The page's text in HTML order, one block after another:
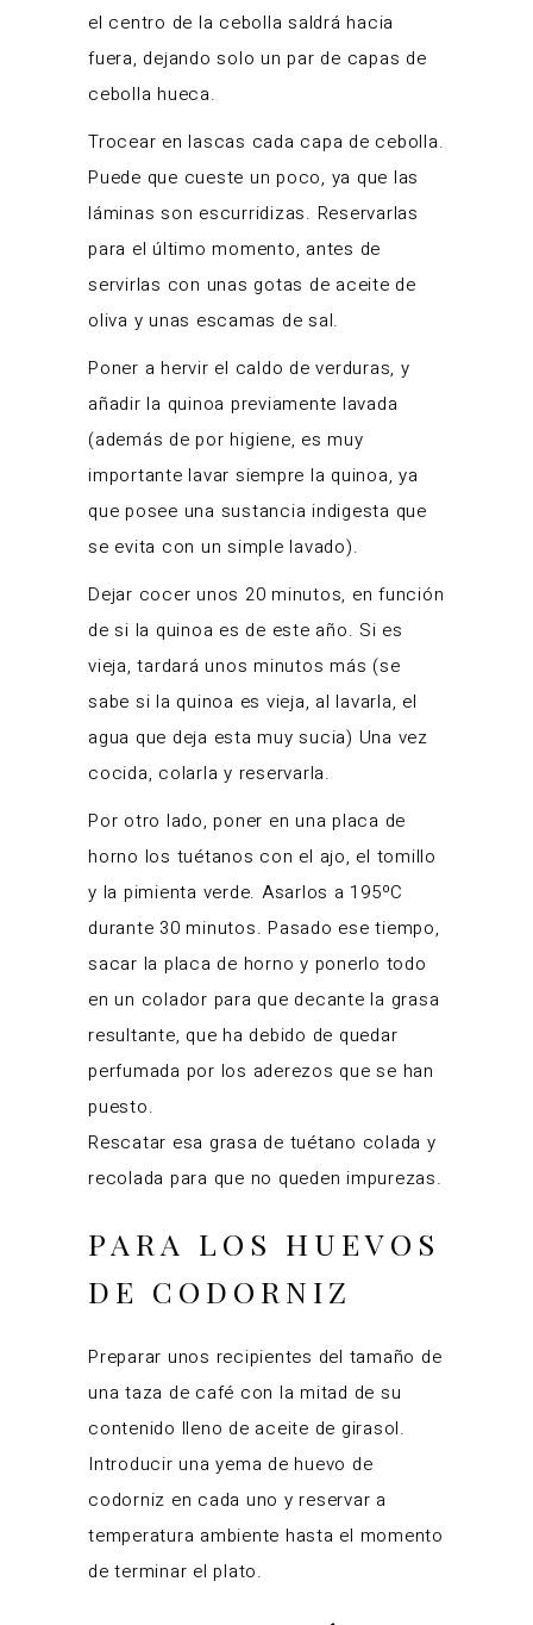
el centro de la cebolla saldrá hacia
fuera, dejando solo un par de capas de
cebolla hueca.
Trocear en lascas cada capa de cebolla.
Puede que cueste un poco, ya que las
láminas son escurridizas. Reservarlas
para el último momento, antes de
servirlas con unas gotas de aceite de
oliva y unas escamas de sal.
Poner a hervir el caldo de verduras, y
añadir la quinoa previamente lavada
(además de por higiene, es muy
importante lavar siempre la quinoa, ya
que posee una sustancia indigesta que
se evita con un simple lavado).
Dejar cocer unos 20 minutos, en función
de si la quinoa es de este año. Si es
vieja, tardará unos minutos más (se
sabe si la quinoa es vieja, al lavarla, el
agua que deja esta muy sucia) Una vez
cocida, colarla y reservarla.
Por otro lado, poner en una placa de
horno los tuétanos con el ajo, el tomillo
y la pimienta verde. Asarlos a 195ºC
durante 30 minutos. Pasado ese tiempo,
sacar la placa de horno y ponerlo todo
en un colador para que decante la grasa
resultante, que ha debido de quedar
perfumada por los aderezos que se han
puesto.
Rescatar esa grasa de tuétano colada y
recolada para que no queden impurezas.
PARA LOS HUEVOS
DE CODORNIZ
Preparar unos recipientes del tamaño de
una taza de café con la mitad de su
contenido lleno de aceite de girasol.
Introducir una yema de huevo de
codorniz en cada uno y reservar a
temperatura ambiente hasta el momento
de terminar el plato.